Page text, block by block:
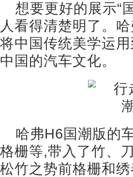
想要更好的展示“
人看得清楚明了。
将中国传统美学运
中国的汽车文化。
哈弗H6国潮版的
格栅等,带入了竹、
松竹之势前格栅和